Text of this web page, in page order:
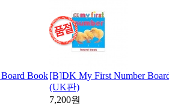
Book[B]DK My First Number
(UK판)
7,200원